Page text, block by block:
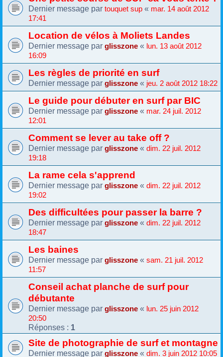
Dernier message par touquet sup « mar. 14 août 2012
17:41
Location de vélos à Moliets Landes
Dernier message par glisszone « lun. 13 août 2012
16:09
Les règles de priorité en surf
Dernier message par glisszone « jeu. 2 août 2012 18:22
Le guide pour débuter en surf par BIC
Dernier message par glisszone « mar. 24 juil. 2012
12:01
Comment se lever au take off ?
Dernier message par glisszone « dim. 22 juil. 2012
19:18
La rame cela s'apprend
Dernier message par glisszone « dim. 22 juil. 2012
19:02
Des difficultées pour passer la barre ?
Dernier message par glisszone « dim. 22 juil. 2012
18:47
Les baines
Dernier message par glisszone « sam. 21 juil. 2012
11:57
Conseil achat planche de surf pour
débutante
Dernier message par glisszone « lun. 25 juin 2012
20:50
Réponses : 1
Site de photographie de surf et montagne
Dernier message par glisszone « dim. 3 juin 2012 10:05